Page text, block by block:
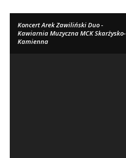
Koncert Arek Zawiliński Duo -
Kawiarnia Muzyczna MCK Skarżysko-
Kamienna